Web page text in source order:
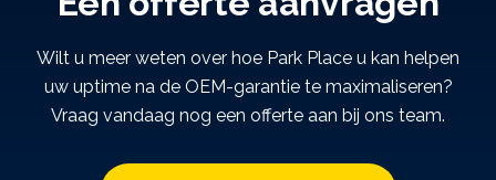
Wilt u meer weten over hoe Park Place u kan helpen
uw uptime na de OEM-garantie te maximaliseren?
Vraag vandaag nog een offerte aan bij ons team.